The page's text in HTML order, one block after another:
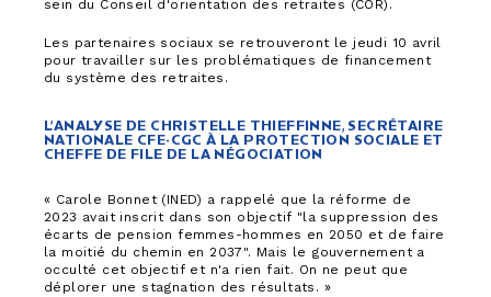
sein du Conseil d'orientation des retraites (COR).
Les partenaires sociaux se retrouveront le jeudi 10 avril
pour travailler sur les problématiques de financement
du système des retraites.
L’ANALYSE DE CHRISTELLE THIEFFINNE, SECRÉTAIRE
NATIONALE CFE-CGC À LA PROTECTION SOCIALE ET
CHEFFE DE FILE DE LA NÉGOCIATION
« Carole Bonnet (INED) a rappelé que la réforme de
2023 avait inscrit dans son objectif "la suppression des
écarts de pension femmes-hommes en 2050 et de faire
la moitié du chemin en 2037". Mais le gouvernement a
occulté cet objectif et n'a rien fait. On ne peut que
déplorer une stagnation des résultats. »